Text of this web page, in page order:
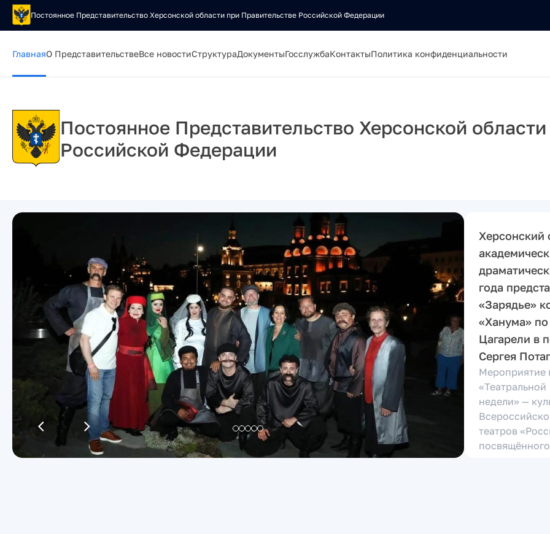
Постоянное Представительство Херсонской области при Правительстве Российской Федерации
ГлавнаяО ПредставительствеВсе новостиСтруктураДокументыГосслужбаКонтактыПолитика конфиденциальности
Постоянное Представительство Херсонской
Российской Федерации
Херсонский
года
«Зарядье»
«Ханума»
Цагарели в
Сергея
Мероприятие
«Театральной
недели» —
театров